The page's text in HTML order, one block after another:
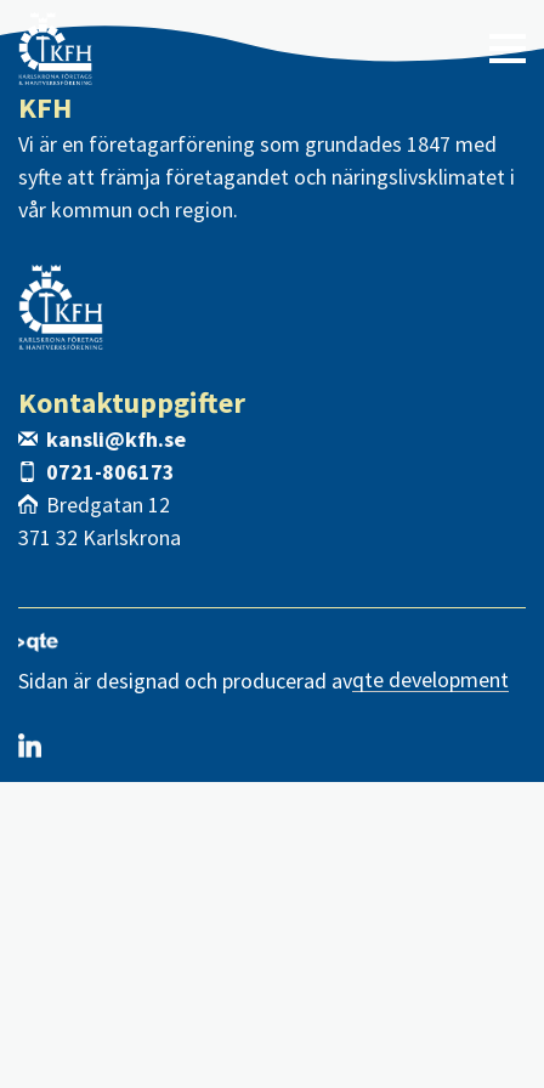
KFH
Vi är en företagarförening som grundades 1847 med
syfte att främja företagandet och näringslivsklimatet i
vår kommun och region.
Kontaktuppgifter
kansli@kfh.se
0721-806173
Bredgatan 12
371 32 Karlskrona
Sidan är designad och producerad avqte development